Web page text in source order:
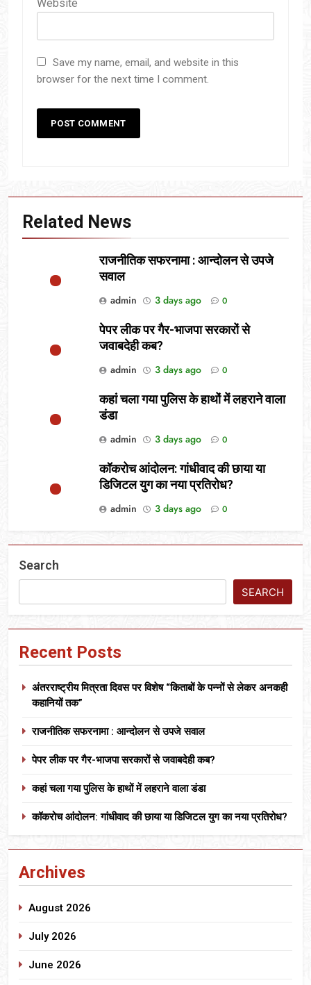
Website
Save my name, email, and website in this
browser for the next time I comment.
Related News
राजनीतिक सफरनामा : आन्दोलन से उपजे
सवाल
admin
3 days ago 0
पेपर लीक पर गैर-भाजपा सरकारों से
जवाबदेही कब?
admin
3 days ago 0
कहां चला गया पुलिस के हाथों में लहराने वाला
डंडा
admin
3 days ago 0
कॉकरोच आंदोलन: गांधीवाद की छाया या
डिजिटल युग का नया प्रतिरोध?
admin
3 days ago 0
Search
SEARCH
Recent Posts
अंतरराष्ट्रीय मित्रता दिवस पर विशेष “किताबों के पन्नों से लेकर अनकही
कहानियों तक”
राजनीतिक सफरनामा : आन्दोलन से उपजे सवाल
पेपर लीक पर गैर-भाजपा सरकारों से जवाबदेही कब?
कहां चला गया पुलिस के हाथों में लहराने वाला डंडा
कॉकरोच आंदोलन: गांधीवाद की छाया या डिजिटल युग का नया प्रतिरोध?
Archives
August 2026
July 2026
June 2026